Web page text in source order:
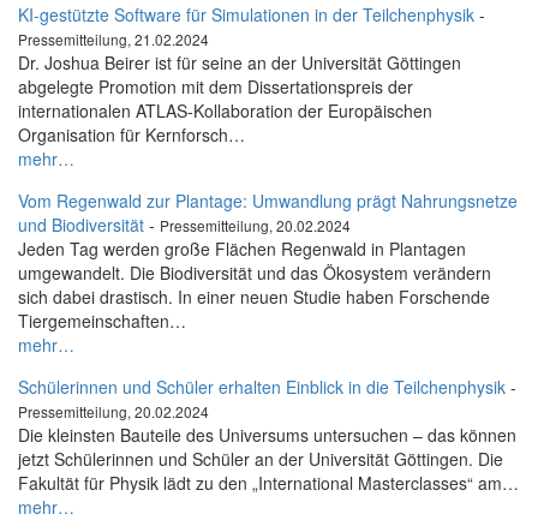
KI-gestützte Software für Simulationen in der Teilchenphysik -
Pressemitteilung, 21.02.2024
Dr. Joshua Beirer ist für seine an der Universität Göttingen
abgelegte Promotion mit dem Dissertationspreis der
internationalen ATLAS-Kollaboration der Europäischen
Organisation für Kernforsch…
mehr…
Vom Regenwald zur Plantage: Umwandlung prägt Nahrungsnetze
und Biodiversität - Pressemitteilung, 20.02.2024
Jeden Tag werden große Flächen Regenwald in Plantagen
umgewandelt. Die Biodiversität und das Ökosystem verändern
sich dabei drastisch. In einer neuen Studie haben Forschende
Tiergemeinschaften…
mehr…
Schülerinnen und Schüler erhalten Einblick in die Teilchenphysik -
Pressemitteilung, 20.02.2024
Die kleinsten Bauteile des Universums untersuchen – das können
jetzt Schülerinnen und Schüler an der Universität Göttingen. Die
Fakultät für Physik lädt zu den „International Masterclasses“ am…
mehr…